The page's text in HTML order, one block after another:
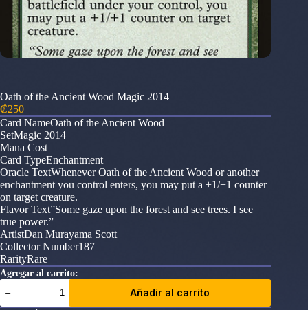
Oath of the Ancient Wood Magic 2014
₡250
Card NameOath of the Ancient Wood
SetMagic 2014
Mana Cost
Card TypeEnchantment
Oracle TextWhenever Oath of the Ancient Wood or another
enchantment you control enters, you may put a +1/+1 counter
on target creature.
Flavor Text”Some gaze upon the forest and see trees. I see
true power.”
ArtistDan Murayama Scott
Collector Number187
RarityRare
Agregar al carrito:
Oath
of
the
Añadir al carrito